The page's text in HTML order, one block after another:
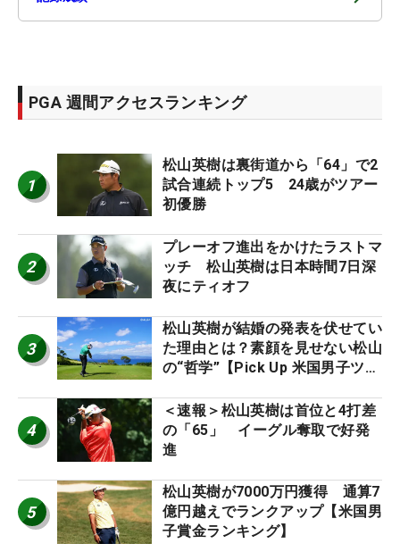
PGA 週間アクセスランキング
1
松山英樹は裏街道から「64」で2
試合連続トップ5 24歳がツアー
初優勝
2
プレーオフ進出をかけたラストマ
ッチ 松山英樹は日本時間7日深
夜にティオフ
3
松山英樹が結婚の発表を伏せてい
た理由とは？素顔を見せない松山
の“哲学”【Pick Up 米国男子ツア
4
＜速報＞松山英樹は首位と4打差
の「65」 イーグル奪取で好発
進
5
松山英樹が7000万円獲得 通算7
億円越えでランクアップ【米国男
子賞金ランキング】